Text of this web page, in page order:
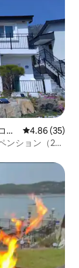
ソ
レビュー35
4.86 (35)
ンション（2階